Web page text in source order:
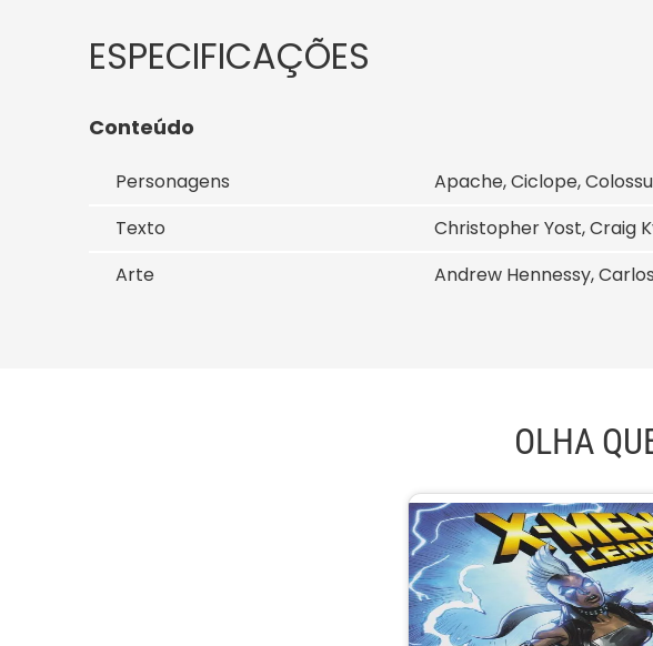
Conteúdo
Personagens
Apache, Ciclope,
Texto
Christopher Yost, Craig
Arte
Andrew Hennessy,
OLHA